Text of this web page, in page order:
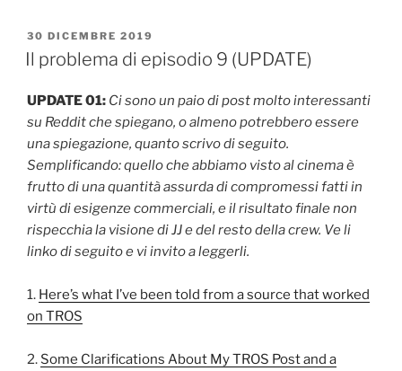
PUBBLICATO
IL
30 DICEMBRE 2019
Il problema di episodio 9 (UPDATE)
UPDATE 01: Ci sono un paio di post molto interessanti
su Reddit che spiegano, o almeno potrebbero essere
una spiegazione, quanto scrivo di seguito.
Semplificando: quello che abbiamo visto al cinema è
frutto di una quantità assurda di compromessi fatti in
virtù di esigenze commerciali, e il risultato finale non
rispecchia la visione di JJ e del resto della crew. Ve li
linko di seguito e vi invito a leggerli.
1. Here’s what I’ve been told from a source that worked
on TROS
2. Some Clarifications About My TROS Post and a